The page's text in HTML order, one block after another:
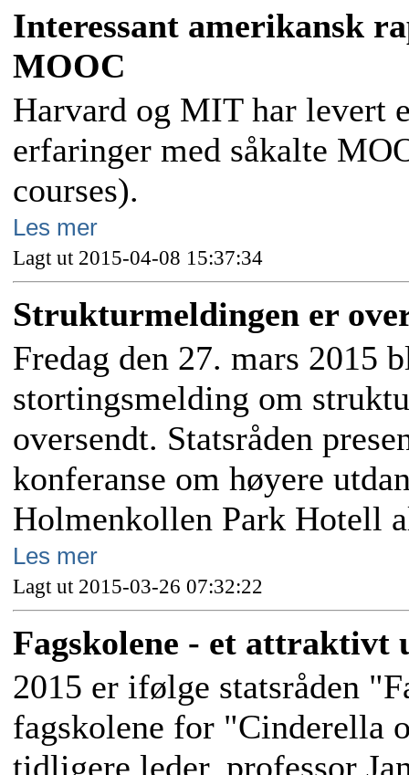
Interessant amerikansk
MOOC
Harvard og MIT har levert
erfaringer med såkalte
courses).
Les mer
Lagt ut 2015-04-08 15:37:34
Strukturmeldingen er
Fredag den 27. mars 2015
stortingsmelding om
oversendt. Statsråden
konferanse om høyere
Holmenkollen Park Hotell
Les mer
Lagt ut 2015-03-26 07:32:22
Fagskolene - et attraktivt
2015 er ifølge statsråden
fagskolene for "Cinderella
tidligere leder, professor